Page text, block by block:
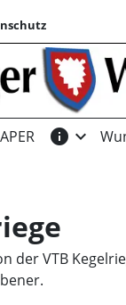
info expand_more
VTB